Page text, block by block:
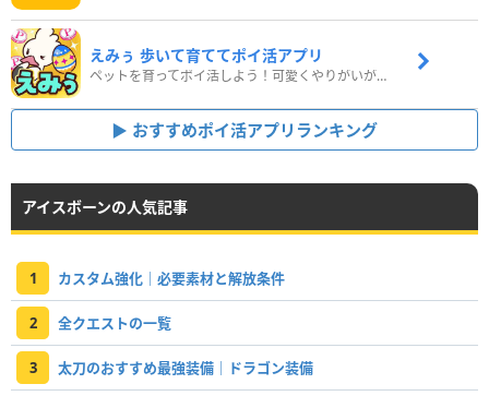
えみぅ 歩いて育ててポイ活アプリ
ペットを育ってポイ活しよう！可愛くやりがいがある新感覚アプリ
おすすめポイ活アプリランキング
アイスボーンの人気記事
1 カスタム強化｜必要素材と解放条件
2 全クエストの一覧
3 太刀のおすすめ最強装備｜ドラゴン装備